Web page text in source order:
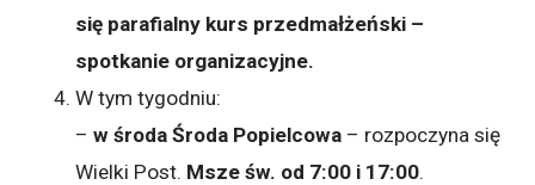
się parafialny kurs przedmałżeński –
spotkanie organizacyjne.
W tym tygodniu:
– w środa Środa Popielcowa – rozpoczyna się
Wielki Post. Msze św. od 7:00 i 17:00.